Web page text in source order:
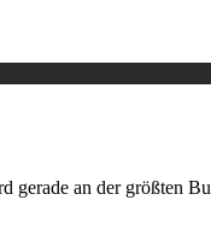
an der größten